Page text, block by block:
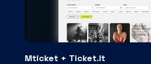
Mticket + Ticket.it